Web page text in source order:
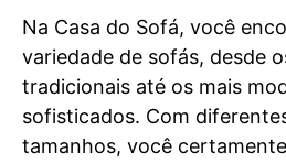
Na Casa do Sofá, você
variedade de sofás, desde
tradicionais até os mais
sofisticados. Com
tamanhos, você